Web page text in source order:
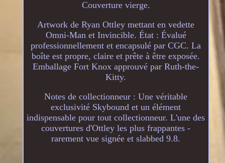
Couverture vierge.
Artwork de Ryan Ottley mettant en vedette
Omni-Man et Invincible. État : Évalué
professionnellement et encapsulé par CGC. La
boîte est propre, claire et prête à être exposée.
Emballage Fort Knox approuvé par Ruth-the-
Kitty.
Notes de collectionneur : Une véritable
exclusivité Skybound et un élément
indispensable pour tout collectionneur. L'une des
couvertures d'Ottley les plus frappantes -
rarement vue signée et slabbed 9.8.